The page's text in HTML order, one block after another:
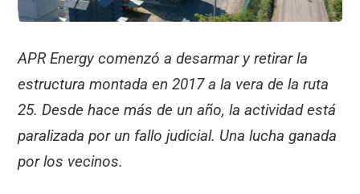
APR Energy comenzó a desarmar y retirar la
estructura montada en 2017 a la vera de la ruta
25. Desde hace más de un año, la actividad está
paralizada por un fallo judicial. Una lucha ganada
por los vecinos.